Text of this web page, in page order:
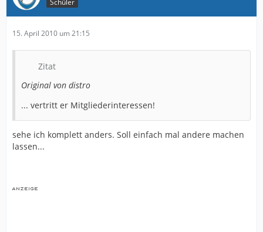
15. April 2010 um 21:15
Zitat
Original von distro
... vertritt er Mitgliederinteressen!
sehe ich komplett anders. Soll einfach mal andere machen
lassen...